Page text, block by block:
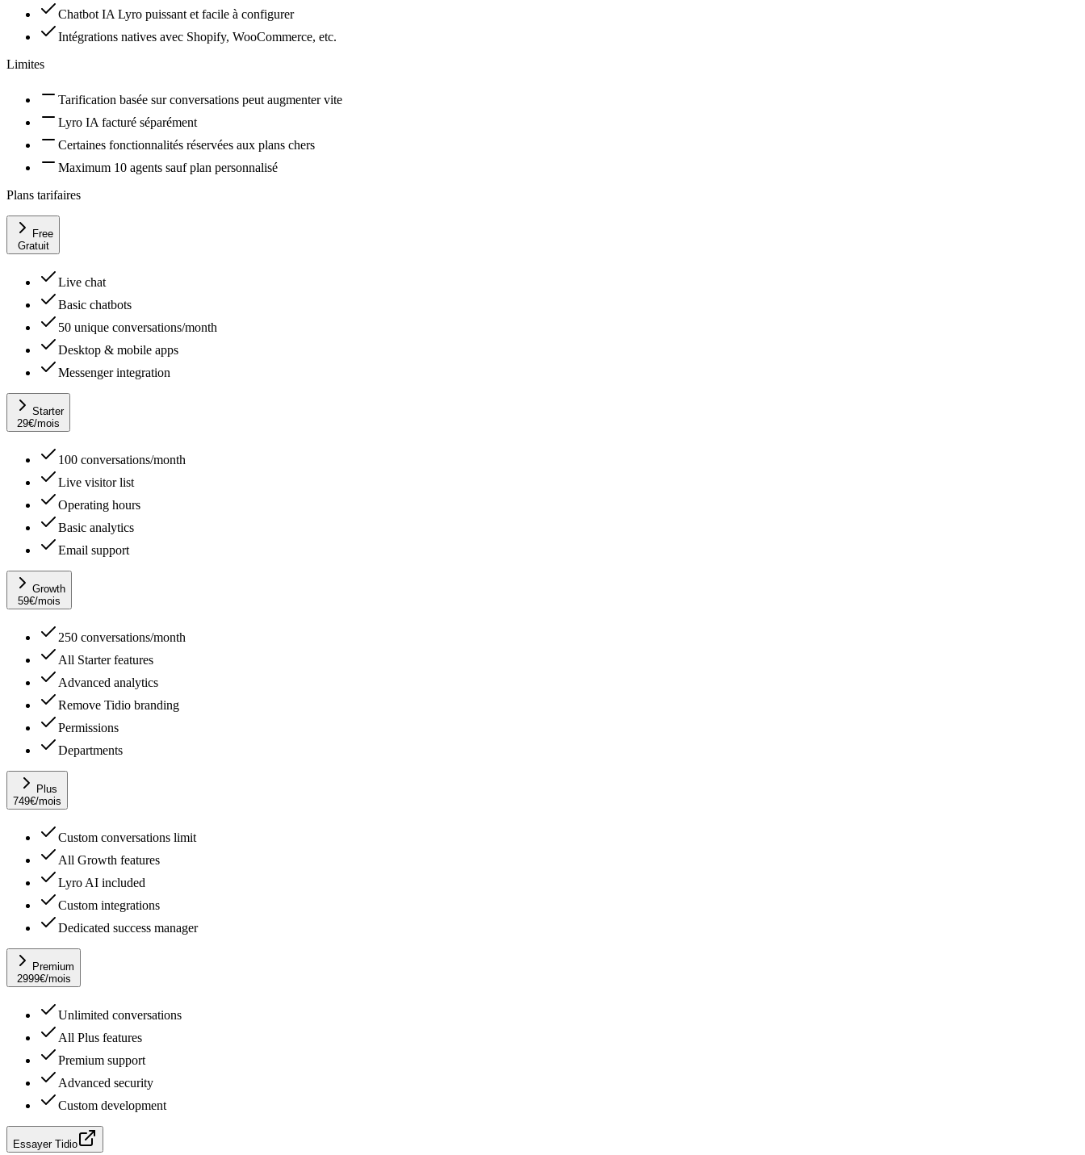
Chatbot IA Lyro puissant et facile à configurer
Intégrations natives avec Shopify, WooCommerce, etc.
Limites
Tarification basée sur conversations peut augmenter vite
Lyro IA facturé séparément
Certaines fonctionnalités réservées aux plans chers
Maximum 10 agents sauf plan personnalisé
Plans tarifaires
Free
Gratuit
Live chat
Basic chatbots
50 unique conversations/month
Desktop & mobile apps
Messenger integration
Starter
29€/mois
100 conversations/month
Live visitor list
Operating hours
Basic analytics
Email support
Growth
59€/mois
250 conversations/month
All Starter features
Advanced analytics
Remove Tidio branding
Permissions
Departments
Plus
749€/mois
Custom conversations limit
All Growth features
Lyro AI included
Custom integrations
Dedicated success manager
Premium
2999€/mois
Unlimited conversations
All Plus features
Premium support
Advanced security
Custom development
Essayer Tidio